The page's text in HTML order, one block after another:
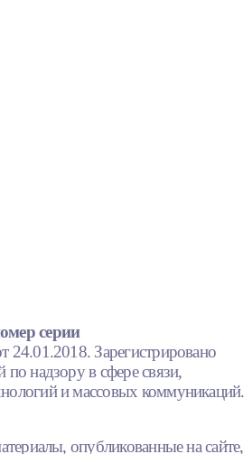
серии
Зарегистрировано
надзору в сфере связи,
и массовых коммуникаций.
опубликованные на сайте,